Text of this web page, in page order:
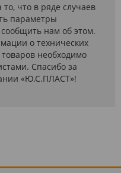
что в ряде случаев
параметры
нам об этом.
о технических
необходимо
Спасибо за
«Ю.С.ПЛАСТ»!